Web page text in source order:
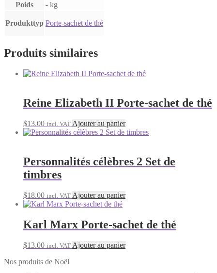
Poids - kg
Produkttyp Porte-sachet de thé
Produits similaires
Reine Elizabeth II Porte-sachet de thé
$13.00 incl. VAT Ajouter au panier
Personnalités célèbres 2 Set de
timbres
$18.00 incl. VAT Ajouter au panier
Karl Marx Porte-sachet de thé
$13.00 incl. VAT Ajouter au panier
Nos produits de Noël